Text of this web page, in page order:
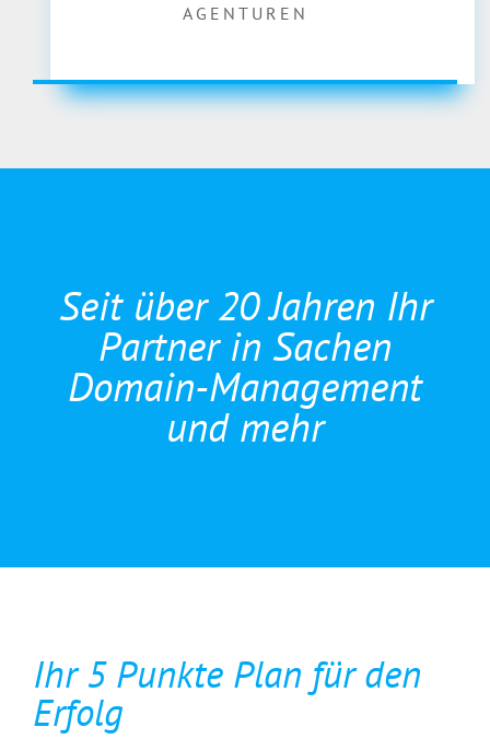
AGENTUREN
Seit über 20 Jahren Ihr
Partner in Sachen
Domain-Management
und mehr
Ihr 5 Punkte Plan für den
Erfolg